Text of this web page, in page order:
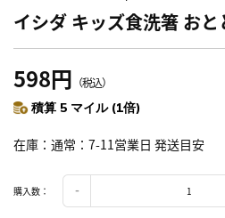
イシダ キッズ食洗箸 おと
598円 （税込）
積算 5 マイル (1倍)
在庫 通常：7-11営業日 発送目安
購入数：